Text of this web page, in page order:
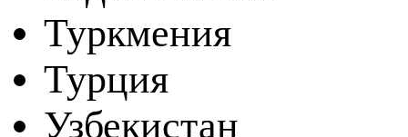
Туркмения
Турция
Узбекистан